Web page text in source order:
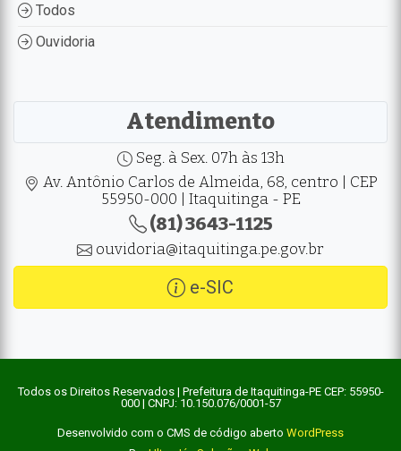
Todos
Ouvidoria
Atendimento
Seg. à Sex. 07h às 13h
Av. Antônio Carlos de Almeida, 68, centro | CEP
55950-000 | Itaquitinga - PE
(81) 3643-1125
ouvidoria@itaquitinga.pe.gov.br
e-SIC
Todos os Direitos Reservados | Prefeitura de Itaquitinga-PE CEP: 55950-
000 | CNPJ: 10.150.076/0001-57
Desenvolvido com o CMS de código aberto WordPress